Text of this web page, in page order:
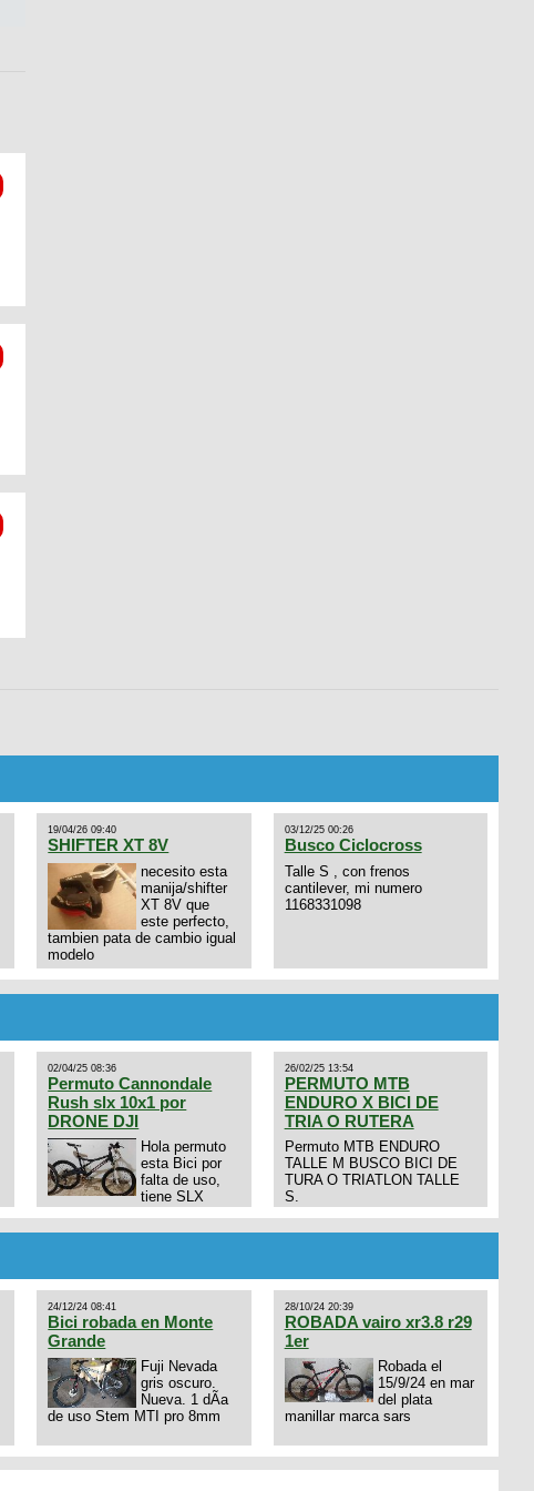
19/04/26 09:40
SHIFTER XT 8V
necesito esta
manija/shifter
XT 8V que
este perfecto,
tambien pata de cambio igual
modelo
03/12/25 00:26
Busco Ciclocross
Talle S , con frenos
cantilever, mi numero
1168331098
02/04/25 08:36
Permuto Cannondale
Rush slx 10x1 por
DRONE DJI
Hola permuto
esta Bici por
falta de uso,
tiene SLX
Horquilla Axon tope de gama
por drone de la marca Dji, les
interesa 3434568861 saludos
26/02/25 13:54
PERMUTO MTB
ENDURO X BICI DE
TRIA O RUTERA
Permuto MTB ENDURO
TALLE M BUSCO BICI DE
TURA O TRIATLON TALLE
S.
24/12/24 08:41
Bici robada en Monte
Grande
Fuji Nevada
gris oscuro.
Nueva. 1 dÃ­a
de uso Stem MTI pro 8mm
28/10/24 20:39
ROBADA vairo xr3.8 r29
1er
Robada el
15/9/24 en mar
del plata
manillar marca sars